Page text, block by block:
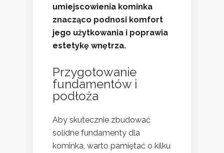
umiejscowienia kominka
znacząco podnosi komfort
jego użytkowania i poprawia
estetykę wnętrza.
Przygotowanie
fundamentów i
podłoża
Aby skutecznie zbudować
solidne fundamenty dla
kominka, warto pamiętać o kilku